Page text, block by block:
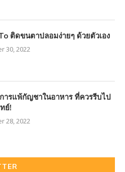
ติดขนตาปลอมง่ายๆ ด้วยตัวเอง
30, 2022
ารแพ้กัญชาในอาหาร ที่ควรรีบไป
ย์!
28, 2022